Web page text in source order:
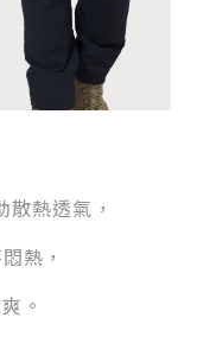
熱透氣，
熱，
。